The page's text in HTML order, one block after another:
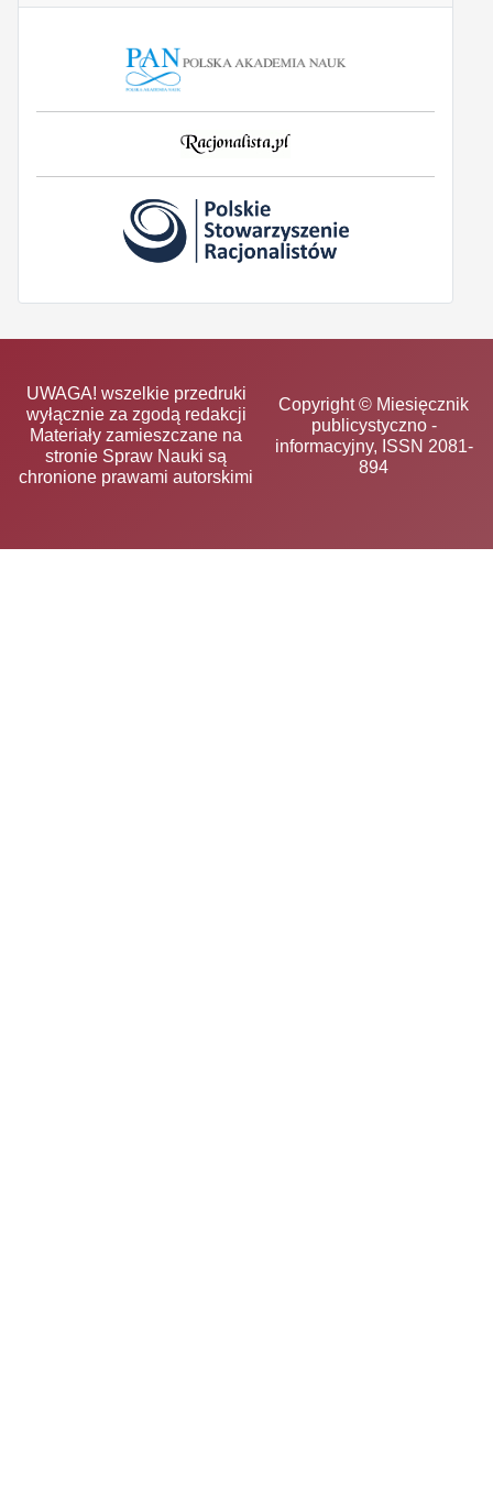
UWAGA! wszelkie przedruki
wyłącznie za zgodą redakcji
Materiały zamieszczane na
stronie Spraw Nauki są
chronione prawami autorskimi
Copyright © Miesięcznik
publicystyczno -
informacyjny, ISSN 2081-
894